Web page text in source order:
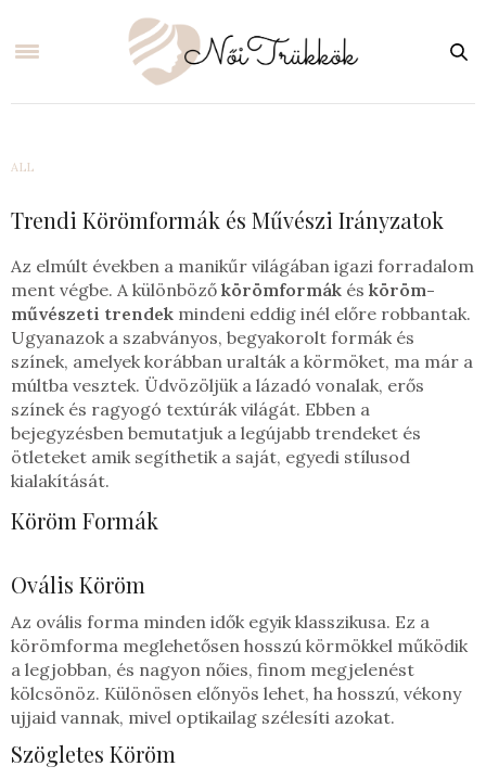
ALL
Trendi Körömformák és Művészi Irányzatok
Az elmúlt években a manikűr világában igazi forradalom
ment végbe. A különböző körömformák és köröm-
művészeti trendek mindeni eddig inél előre robbantak.
Ugyanazok a szabványos, begyakorolt formák és
színek, amelyek korábban uralták a körmöket, ma már a
múltba vesztek. Üdvözöljük a lázadó vonalak, erős
színek és ragyogó textúrák világát. Ebben a
bejegyzésben bemutatjuk a legújabb trendeket és
ötleteket amik segíthetik a saját, egyedi stílusod
kialakítását.
Köröm Formák
Ovális Köröm
Az ovális forma minden idők egyik klasszikusa. Ez a
körömforma meglehetősen hosszú körmökkel működik
a legjobban, és nagyon nőies, finom megjelenést
kölcsönöz. Különösen előnyös lehet, ha hosszú, vékony
ujjaid vannak, mivel optikailag szélesíti azokat.
Szögletes Köröm